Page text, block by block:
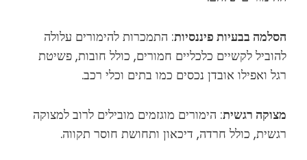
הסלמה בבעיות פיננסיות: התמכרות להימורים עלולה
להוביל לקשיים כלכליים חמורים, כולל חובות, פשיטת
רגל ואפילו אובדן נכסים כמו בתים וכלי רכב.
מצוקה רגשית: הימורים מוגזמים מובילים לרוב למצוקה
רגשית, כולל חרדה, דיכאון ותחושת חוסר תקווה.